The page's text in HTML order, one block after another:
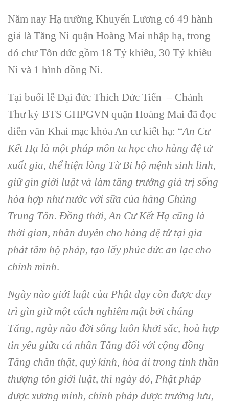
Năm nay Hạ trường Khuyến Lương có 49 hành
giả là Tăng Ni quận Hoàng Mai nhập hạ, trong
đó chư Tôn đức gồm 18 Tỷ khiêu, 30 Tỷ khiêu
Ni và 1 hình đồng Ni.
Tại buổi lễ Đại đức Thích Đức Tiến – Chánh
Thư ký BTS GHPGVN quận Hoàng Mai đã đọc
diễn văn Khai mạc khóa An cư kiết hạ: “An Cư
Kết Hạ là một pháp môn tu học cho hàng đệ tử
xuất gia, thể hiện lòng Từ Bi hộ mệnh sinh linh,
giữ gìn giới luật và làm tăng trưởng giá trị sống
hòa hợp như nước với sữa của hàng Chúng
Trung Tôn. Đồng thời, An Cư Kết Hạ cũng là
thời gian, nhân duyên cho hàng đệ tử tại gia
phát tâm hộ pháp, tạo lấy phúc đức an lạc cho
chính mình.
Ngày nào giới luật của Phật dạy còn được duy
trì gìn giữ một cách nghiêm mật bởi chúng
Tăng, ngày nào đời sống luôn khởi sắc, hoà hợp
tin yêu giữa cá nhân Tăng đối với cộng đồng
Tăng chân thật, quý kính, hòa ái trong tinh thần
thượng tôn giới luật, thì ngày đó, Phật pháp
được xương minh, chính pháp được trường lưu,